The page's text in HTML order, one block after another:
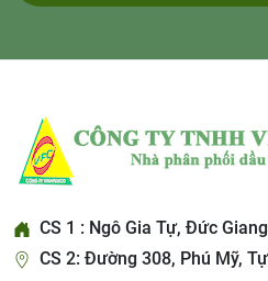
CS 1 : Ngô Gia Tự, Đức
CS 2: Đường 308, Phú Mỹ,